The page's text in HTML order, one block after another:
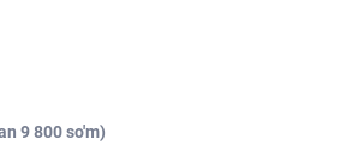
9 800 so'm)